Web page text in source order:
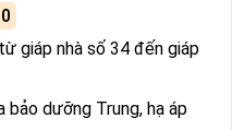
giáp nhà số 34 đến giáp
bảo dưỡng Trung, hạ áp